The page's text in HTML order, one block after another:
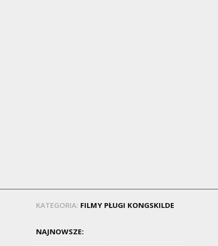
KATEGORIA: FILMY PŁUGI KONGSKILDE
NAJNOWSZE: